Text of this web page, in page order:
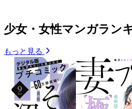
少女・女性マンガラン
もっと見る